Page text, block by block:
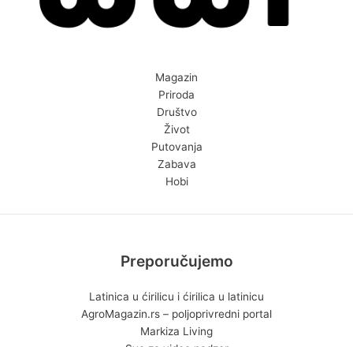
Magazin
Priroda
Društvo
Život
Putovanja
Zabava
Hobi
Preporučujemo
Latinica u ćirilicu i ćirilica u latinicu
AgroMagazin.rs – poljoprivredni portal
Markiza Living